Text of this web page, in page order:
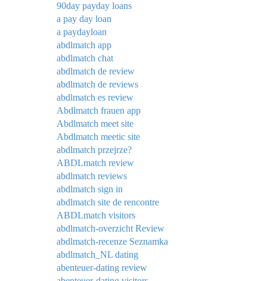
90day payday loans
a pay day loan
a paydayloan
abdlmatch app
abdlmatch chat
abdlmatch de review
abdlmatch de reviews
abdlmatch es review
Abdlmatch frauen app
Abdlmatch meet site
Abdlmatch meetic site
abdlmatch przejrze?
ABDLmatch review
abdlmatch reviews
abdlmatch sign in
abdlmatch site de rencontre
ABDLmatch visitors
abdlmatch-overzicht Review
abdlmatch-recenze Seznamka
abdlmatch_NL dating
abenteuer-dating review